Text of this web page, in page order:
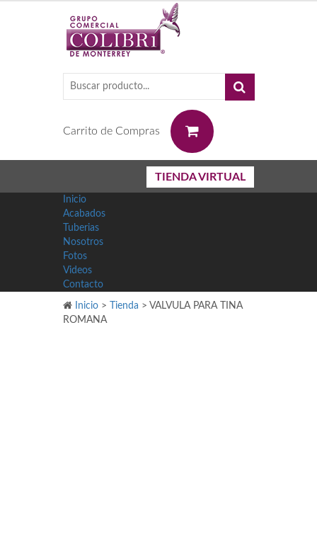
Carrito de Compras
TIENDA VIRTUAL
Inicio
Acabados
Tuberias
Nosotros
Fotos
Videos
Contacto
Inicio > Tienda > VALVULA PARA TINA
ROMANA